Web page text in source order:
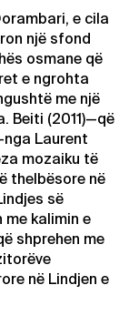
e cila
një sfond
osmane që
e ngrohta
me një
Beiti (2011)—që
Laurent
mozaiku të
thelbësore në
së
me kalimin e
shprehen me
në Lindjen e